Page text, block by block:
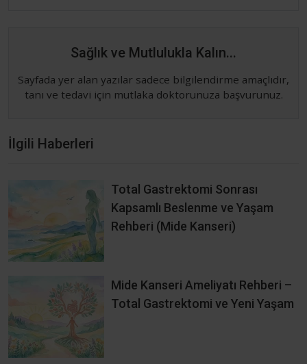
Sağlık ve Mutlulukla Kalın...
Sayfada yer alan yazılar sadece bilgilendirme amaçlıdır,
tanı ve tedavi için mutlaka doktorunuza başvurunuz.
İlgili Haberleri
Total Gastrektomi Sonrası
Kapsamlı Beslenme ve Yaşam
Rehberi (Mide Kanseri)
Mide Kanseri Ameliyatı Rehberi –
Total Gastrektomi ve Yeni Yaşam